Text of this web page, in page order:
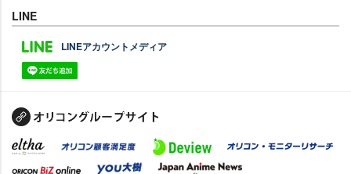
LINE
LINEアカウントメディア